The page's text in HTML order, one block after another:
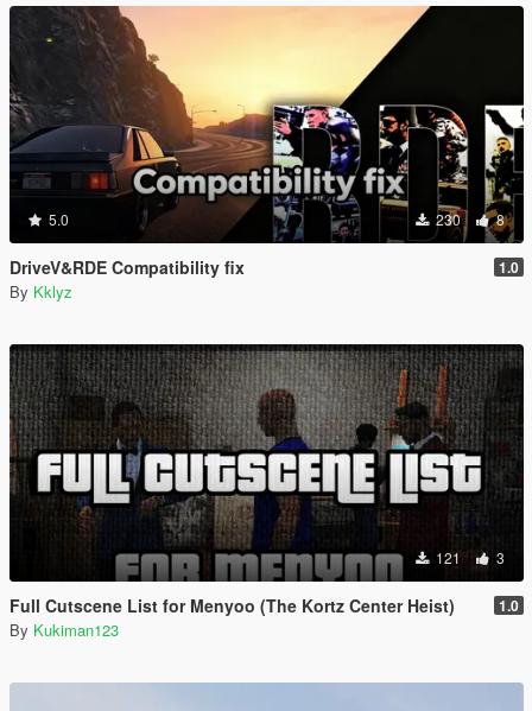
5.0 230 8
DriveV&RDE Compatibility fix 1.0
By Kklyz
121 3
Full Cutscene List for Menyoo (The Kortz Center Heist) 1.0
By Kukiman123